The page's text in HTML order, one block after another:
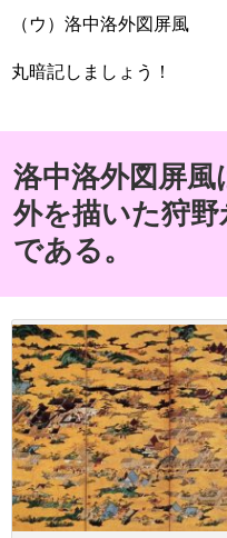
（ウ）洛中洛外図屏風
丸暗記しましょう！
洛中洛外図屏
外を描いた狩
である。